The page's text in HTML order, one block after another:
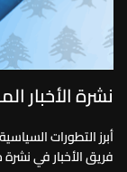
نشرة الأخبار
أبرز التطورات
فريق الأخبار في